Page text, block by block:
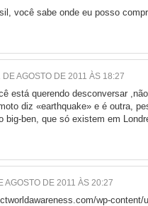
você sabe onde eu posso
DE AGOSTO DE 2011 ÀS 18:27
está querendo desconversar
diz «earthquake» e é outra,
big-ben, que só existem em
AGOSTO DE 2011 ÀS 20:27
wp-